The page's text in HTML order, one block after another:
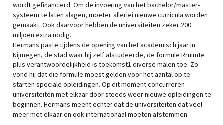
wordt gefinancierd. Om de invoering van het bachelor/master-
systeem te laten slagen, moeten allerlei nieuwe curricula worden
gemaakt. Ook daarvoor hebben de universiteiten zeker 200
miljoen extra nodig.
Hermans paste tijdens de opening van het academisch jaar in
Nijmegen, de stad waar hij zelf afstudeerde, de formule Rruimte
plus verantwoordelijkheid is toekomst1 diverse malen toe. Zo
vond hij dat die formule moest gelden voor het aantal op te
starten speciale opleidingen. Op dit moment concurreren
universiteiten met elkaar door steeds weer nieuwe opleidingen te
beginnen. Hermans meent echter dat de universiteiten dat veel
meer met elkaar en ook internationaal moeten afstemmen.